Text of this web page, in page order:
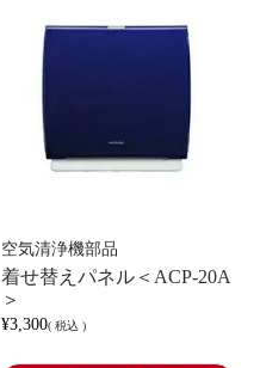
空気清浄機部品
着せ替えパネル＜ACP-20A
＞
¥3,300 税込